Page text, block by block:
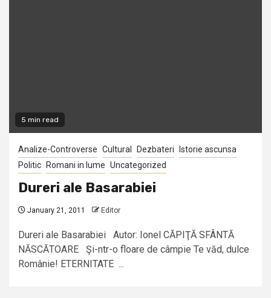
5 min read
Analize-Controverse Cultural Dezbateri
Istorie ascunsa
Politic
Romani in lume Uncategorized
Dureri ale Basarabiei
January 21, 2011 Editor
Dureri ale Basarabiei Autor: Ionel CĂPIŢĂ SFÂNTĂ
NĂSCĂTOARE Şi-ntr-o floare de câmpie Te văd, dulce
Românie! ETERNITATE ...